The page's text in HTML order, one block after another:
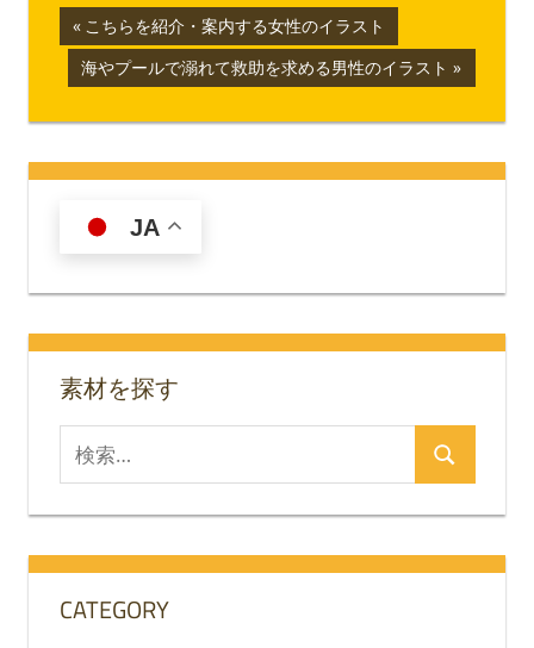
投
稿
ナ
ビ
ゲ
ー
シ
ョ
ン
前
の
記
こちらを紹介・案内する女性のイラスト
次
記
海やプールで溺れて救助を求める男性のイラスト
JA
素材を探す
索
対
検
CATEGORY